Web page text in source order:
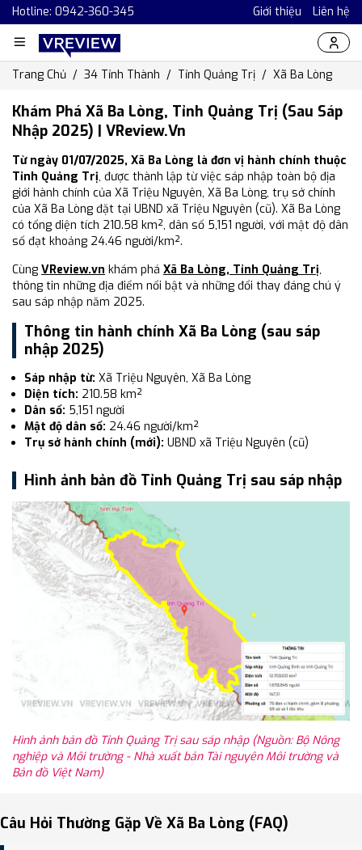
Hotline: 0942-360-345 Giới thiệu Liên hệ
Trang Chủ 34 Tỉnh Thành Tỉnh Quảng Trị Xã Ba Lòng
Khám Phá Xã Ba Lòng, Tỉnh Quảng Trị (Sau Sáp
Nhập 2025) | VReview.vn
Từ ngày 01/07/2025, Xã Ba Lòng là đơn vị hành chính thuộc
Tỉnh Quảng Trị, được thành lập từ việc sáp nhập toàn bộ địa
giới hành chính của Xã Triệu Nguyên, Xã Ba Lòng, trụ sở chính
của Xã Ba Lòng đặt tại UBND xã Triệu Nguyên (cũ). Xã Ba Lòng
có tổng diện tích 210.58 km², dân số 5,151 người, với mật độ dân
số đạt khoảng 24.46 người/km².
Cùng VReview.vn khám phá Xã Ba Lòng, Tỉnh Quảng Trị,
thông tin những địa điểm nổi bật và những đổi thay đáng chú ý
sau sáp nhập năm 2025.
Thông tin hành chính Xã Ba Lòng (sau sáp
nhập 2025)
Sáp nhập từ: Xã Triệu Nguyên, Xã Ba Lòng
Diện tích: 210.58 km²
Dân số: 5,151 người
Mật độ dân số: 24.46 người/km²
Trụ sở hành chính (mới): UBND xã Triệu Nguyên (cũ)
Hình ảnh bản đồ Tỉnh Quảng Trị sau sáp nhập
Hình ảnh bản đồ Tỉnh Quảng Trị sau sáp nhập (Nguồn: Bộ Nông
nghiệp và Môi trường - Nhà xuất bản Tài nguyên Môi trường và
Bản đồ Việt Nam)
Câu Hỏi Thường Gặp Về Xã Ba Lòng (FAQ)